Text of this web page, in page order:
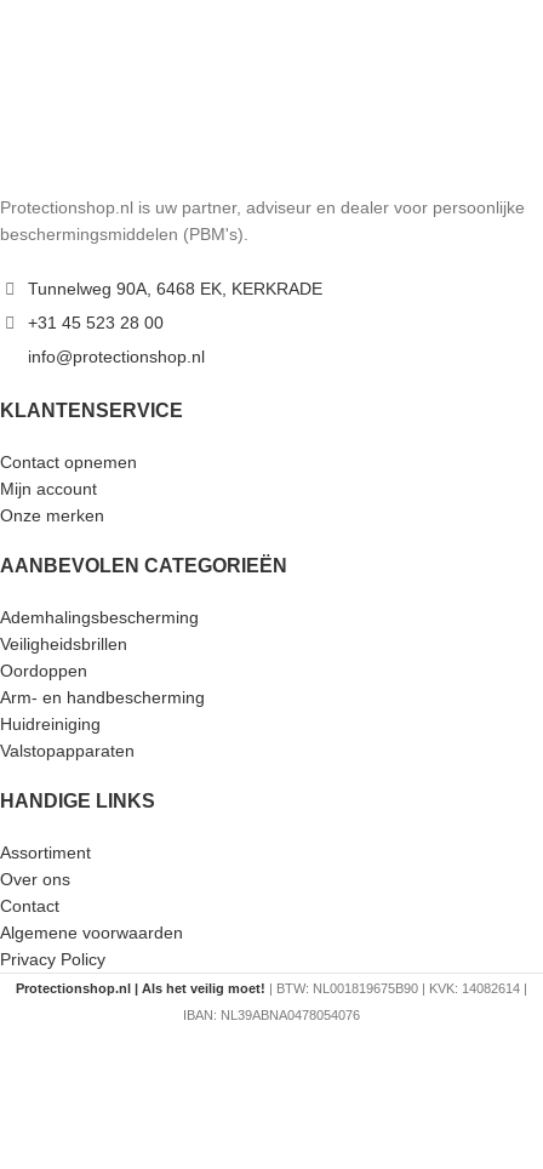
Protectionshop.nl is uw partner, adviseur en dealer voor persoonlijke
beschermingsmiddelen (PBM's).
Tunnelweg 90A, 6468 EK, KERKRADE
+31 45 523 28 00
info@protectionshop.nl
KLANTENSERVICE
Contact opnemen
Mijn account
Onze merken
AANBEVOLEN CATEGORIEËN
Ademhalingsbescherming
Veiligheidsbrillen
Oordoppen
Arm- en handbescherming
Huidreiniging
Valstopapparaten
HANDIGE LINKS
Assortiment
Over ons
Contact
Algemene voorwaarden
Privacy Policy
Protectionshop.nl | Als het veilig moet! | BTW: NL001819675B90 | KVK: 14082614 |
IBAN: NL39ABNA0478054076